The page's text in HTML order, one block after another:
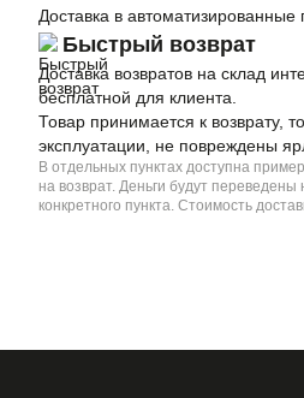
Доставка в
Быстрый возврат
Доставка возвратов на склад
бесплатной для клиента.
Товар принимается к возврату,
эксплуатации, не повреждены
В отдельных пунктах доступна
на возврат. Деньги будут
конкретного пункта. Стоимость